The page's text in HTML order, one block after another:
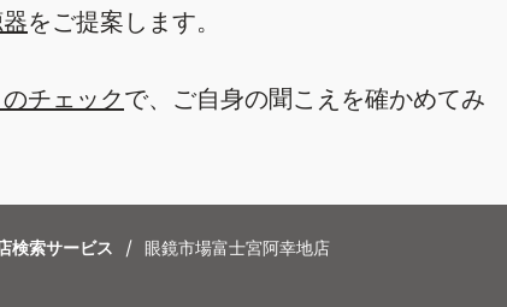
をご提案します。
チェックで、ご自身の聞こえを確かめてみ
検索サービス / 眼鏡市場富士宮阿幸地店